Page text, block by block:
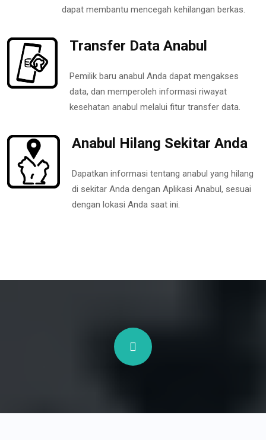
dapat membantu mencegah kehilangan berkas.
Transfer Data Anabul
Pemilik baru anabul Anda dapat mengakses
data, dan memperoleh informasi riwayat
kesehatan anabul melalui fitur transfer data.
Anabul Hilang Sekitar Anda
Dapatkan informasi tentang anabul yang hilang
di sekitar Anda dengan Aplikasi Anabul, sesuai
dengan lokasi Anda saat ini.